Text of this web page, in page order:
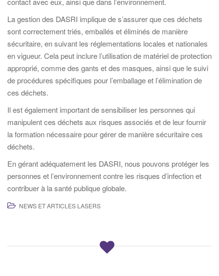
La gestion des DASRI implique de s’assurer que ces déchets
sont correctement triés, emballés et éliminés de manière
sécuritaire, en suivant les réglementations locales et nationales
en vigueur. Cela peut inclure l’utilisation de matériel de protection
approprié, comme des gants et des masques, ainsi que le suivi
de procédures spécifiques pour l’emballage et l’élimination de
ces déchets.
Il est également important de sensibiliser les personnes qui
manipulent ces déchets aux risques associés et de leur fournir
la formation nécessaire pour gérer de manière sécuritaire ces
déchets.
En gérant adéquatement les DASRI, nous pouvons protéger les
personnes et l’environnement contre les risques d’infection et
contribuer à la santé publique globale.
NEWS ET ARTICLES LASERS